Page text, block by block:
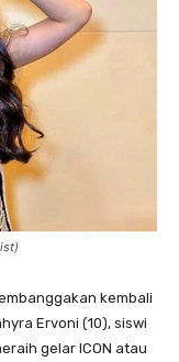
kembali
Ervoni (10), siswi
gelar ICON atau